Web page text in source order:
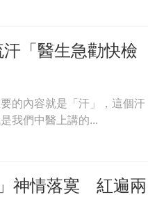
「醫生急勸快檢
的內容就是「汗」，這個汗
我們中醫上講的...
神情落寞 紅遍兩